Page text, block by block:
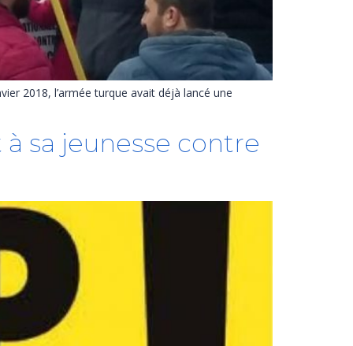
2018, l’armée turque avait déjà lancé une
sa jeunesse contre